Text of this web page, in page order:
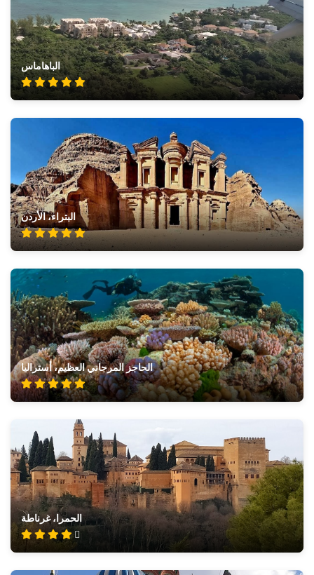
الباهاماس
البتراء، الأردن
الحاجز المرجاني العظيم، أستراليا
الحمرا، غرناطة